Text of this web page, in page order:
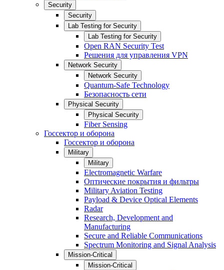
Security
Security
Lab Testing for Security
Lab Testing for Security
Open RAN Security Test
Решения для управления VPN
Network Security
Network Security
Quantum-Safe Technology
Безопасность сети
Physical Security
Physical Security
Fiber Sensing
Госсектор и оборона
Госсектор и оборона
Military
Military
Electromagnetic Warfare
Оптические покрытия и фильтры
Military Aviation Testing
Payload & Device Optical Elements
Radar
Research, Development and
Manufacturing
Secure and Reliable Communications
Spectrum Monitoring and Signal Analysis
Mission-Critical
Mission-Critical